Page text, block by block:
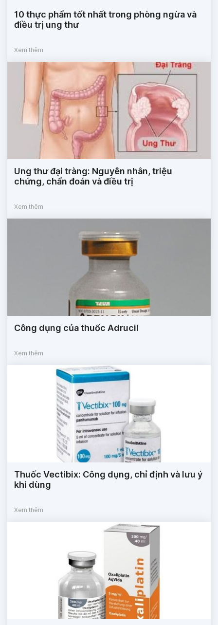
10 thực phẩm tốt nhất trong phòng ngừa và
điều trị ung thư
Xem thêm
Ung thư đại tràng: Nguyên nhân, triệu
chứng, chẩn đoán và điều trị
Xem thêm
Công dụng của thuốc Adrucil
Xem thêm
Thuốc Vectibix: Công dụng, chỉ định và lưu ý
khi dùng
Xem thêm